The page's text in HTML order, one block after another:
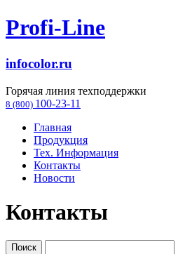
Profi-Line
infocolor.ru
Горячая линия техподдержки
8 (800) 100-23-11
Главная
Продукция
Тех. Информация
Контакты
Новости
Контакты